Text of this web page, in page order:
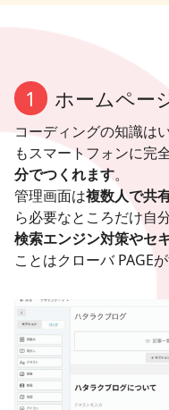
1 ホームペー
コーディングの知識は
もスマートフォンに完
分でつくれます。
管理画面は複数人で共
ら必要なところだけ自
検索エンジン対策やセ
ことはクローバ PAGE